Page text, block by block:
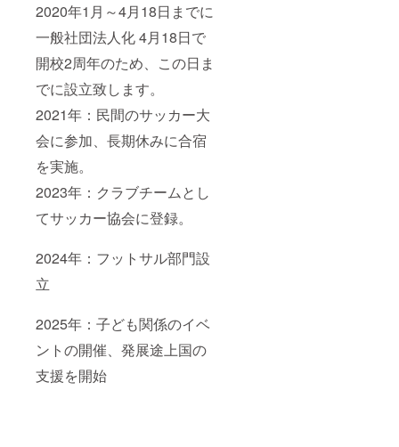
2020年1月～4月18日までに
一般社団法人化 4月18日で
開校2周年のため、この日ま
でに設立致します。
2021年：民間のサッカー大
会に参加、長期休みに合宿
を実施。
2023年：クラブチームとし
てサッカー協会に登録。
2024年：フットサル部門設
立
2025年：子ども関係のイベ
ントの開催、発展途上国の
支援を開始